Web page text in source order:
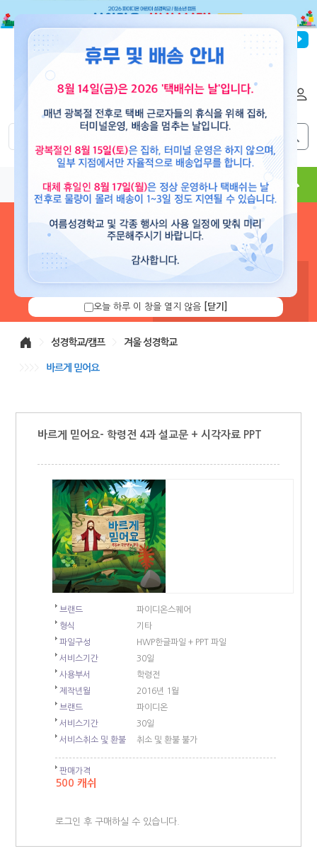
파이디온선교회
도서 뮤직 용품 현수막 콘텐츠
로그인 하시면 보유 캐쉬 확
니다.
성경학교/캠프 겨울 성경학교
바르게 믿어요
바르게 믿어요- 학령전 4과 설교문 + 시각자료 PPT
브랜드
파이디온스퀘어
형식
기타
파일구성
HWP한글파일 + PPT 파일
서비스기간
30일
사용부서
학령전
제작년월
2016년 1월
브랜드
파이디온
서비스기간
30일
서비스취소 및 환불
취소 및 환불 불가
판매가격
500 캐쉬
로그인 후 구매하실 수 있습니다.
오늘 하루 이 창을 열지 않음 [닫기]